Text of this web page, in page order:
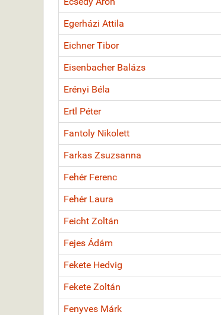
Egerházi Attila
Eichner Tibor
Eisenbacher Balázs
Erényi Béla
Ertl Péter
Fantoly Nikolett
Farkas Zsuzsanna
Fehér Ferenc
Fehér Laura
Feicht Zoltán
Fejes Ádám
Fekete Hedvig
Fekete Zoltán
Fenyves Márk